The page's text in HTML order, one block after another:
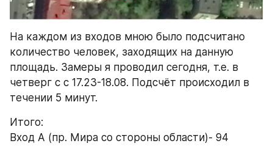
На каждом из входов мною было подсчитано
количество человек, заходящих на данную
площадь. Замеры я проводил сегодня, т.е. в
четверг с с 17.23-18.08. Подсчёт происходил в
течении 5 минут.
Итого:
Вход А (пр. Мира со стороны области)- 94